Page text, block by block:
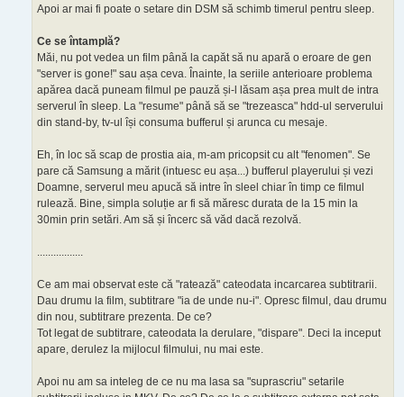
Apoi ar mai fi poate o setare din DSM să schimb timerul pentru sleep.
Ce se întamplă?
Măi, nu pot vedea un film până la capăt să nu apară o eroare de gen
"server is gone!" sau așa ceva. Înainte, la seriile anterioare problema
apărea dacă puneam filmul pe pauză și-l lăsam așa prea mult de intra
serverul în sleep. La "resume" până să se "trezeasca" hdd-ul serverului
din stand-by, tv-ul își consuma bufferul și arunca cu mesaje.
Eh, în loc să scap de prostia aia, m-am pricopsit cu alt "fenomen". Se
pare că Samsung a mărit (intuesc eu așa...) bufferul playerului și vezi
Doamne, serverul meu apucă să intre în sleel chiar în timp ce filmul
rulează. Bine, simpla soluție ar fi să măresc durata de la 15 min la
30min prin setări. Am să și încerc să văd dacă rezolvă.
.................
Ce am mai observat este că "ratează" cateodata incarcarea subtitrarii.
Dau drumu la film, subtitrare "ia de unde nu-i". Opresc filmul, dau drumu
din nou, subtitrare prezenta. De ce?
Tot legat de subtitrare, cateodata la derulare, "dispare". Deci la inceput
apare, derulez la mijlocul filmului, nu mai este.
Apoi nu am sa inteleg de ce nu ma lasa sa "suprascriu" setarile